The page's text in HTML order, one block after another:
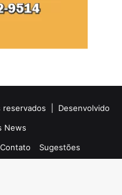
reservados | Desenvolvido
News
Contato Sugestões